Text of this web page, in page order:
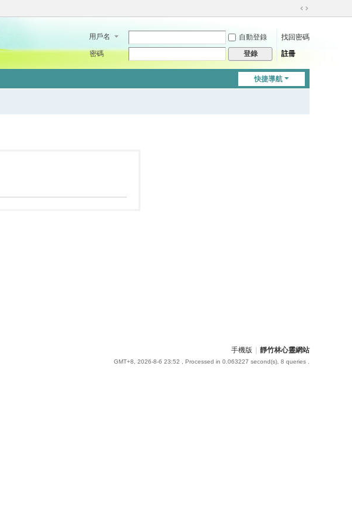
切
到
用戶名 自動登錄
找回密碼
密碼
登錄 註冊
快捷導航
手機版 靜竹林心靈網站
GMT+8, 2026-8-6 23:52 , Processed in 0.063227 second(s), 8 queries .